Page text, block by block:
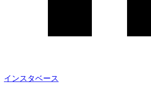
インスタベース